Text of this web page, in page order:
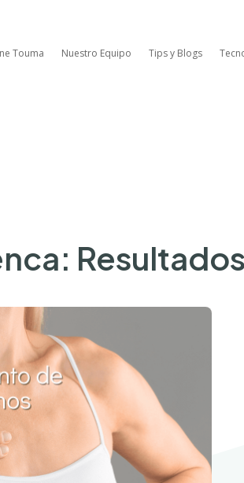
Touma Nuestro Equipo Tips y Blogs